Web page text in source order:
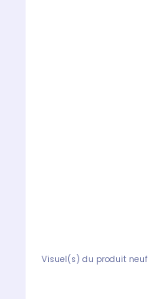
Visuel(s) du produit neuf